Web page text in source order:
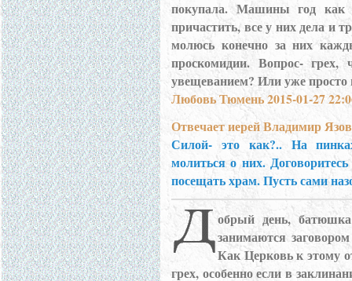
покупала. Машины год
причастить, все у них дела и
молюсь конечно за них
проскомидии. Вопрос-
увещеванием? Или уже просто
Любовь Тюмень 2015-01-27
Отвечает иерей Владимир
Силой- это как?.. На
молиться о них.
посещать храм. Пусть сами
обрый день,
занимаются
Как Церковь к этому
грех, особенно если в